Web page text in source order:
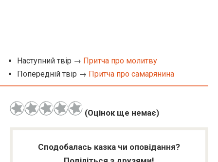
Наступний твір → Притча про молитву
Попередній твір → Притча про самарянина
(Оцінок ще немає)
Сподобалась казка чи оповідання?